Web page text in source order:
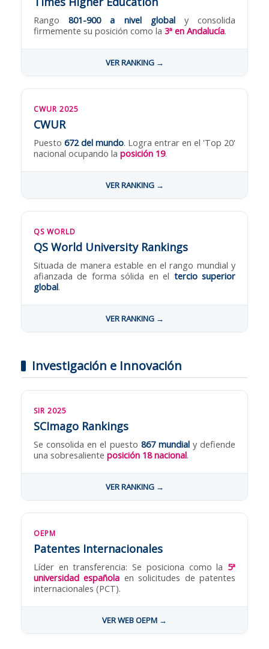
Rango801-900 a nivel globaly consolida
firmemente su posición como la 3ª en Andalucía.
VER RANKING →
CWUR 2025
CWUR
Puesto 672 del mundo. Logra entrar en el 'Top 20'
nacional ocupando la posición 19.
VER RANKING →
QS WORLD
QS World University Rankings
Situada de manera estable en el rango mundial y
afianzada de forma sólida en el tercio superior
global.
VER RANKING →
Investigación e Innovación
SIR 2025
SCImago Rankings
Se consolida en el puesto 867 mundialy defiende
una sobresaliente posición 18 nacional.
VER RANKING →
OEPM
Patentes Internacionales
Líder en transferencia: Se posiciona como la 5ª
universidad española en solicitudes de patentes
internacionales (PCT).
VER WEB OEPM →